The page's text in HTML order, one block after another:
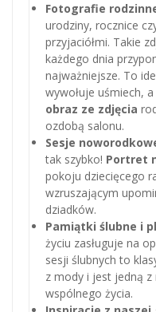
Fotografie
urodziny, rocznice
przyjaciółmi. Takie
każdego dnia
najważniejsze. To
wywołuje uśmiech,
obraz ze zdjęcia
ozdobą salonu.
Sesje
tak szybko! Portret
pokoju dziecięcego
wzruszającym
dziadków.
Pamiątki ślubne i
życiu zasługuje na
sesji ślubnych to
z mody i jest jedną
wspólnego życia.